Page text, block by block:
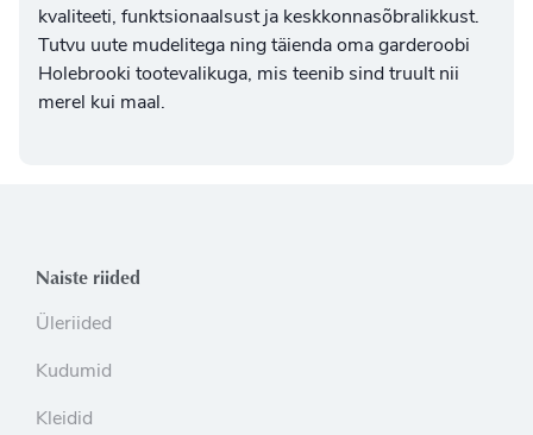
kvaliteeti, funktsionaalsust ja keskkonnasõbralikkust.
Tutvu uute mudelitega ning täienda oma garderoobi
Holebrooki tootevalikuga, mis teenib sind truult nii
merel kui maal.
Naiste riided
Üleriided
Kudumid
Kleidid